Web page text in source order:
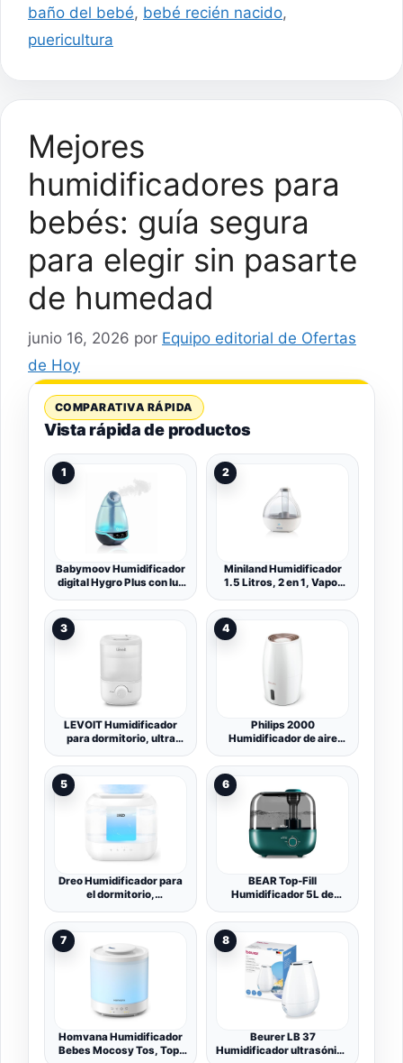
baño del bebé, bebé recién nacido,
puericultura
Mejores
humidificadores para
bebés: guía segura
para elegir sin pasarte
de humedad
junio 16, 2026 por Equipo editorial de Ofertas
de Hoy
COMPARATIVA RÁPIDA
Vista rápida de productos
1
Babymoov Humidificador
digital Hygro Plus con luz
control automático de
humedad, difusor de
aceites esenciales |
Multicolor
2
Miniland Humidificador
1.5 Litros, 2 en 1, Vapor
Esenciales, Autonomía
hasta 24h, Luz Opcional,
30dB Silencioso |
3
LEVOIT Humidificador
para dormitorio, ultra
de llenar y limpiar,
humidificador de aire de
niebla fría para el hogar,
guardería y plantas con
boquilla de rotación de
360°
4
Philips 2000
Humidificador de aire
ml/h, Blanco
5
Dreo Humidificador para
el dormitorio,
frío de 4L con difusor de
aceite y luz nocturna, 32H
de autonomía,
Humidificador ultrasónico
6
BEAR Top-Fill
Humidificador 5L de
Silencioso para Bebés y
Plantas, 35 Horas de
Funcionamiento, con
Bandeja de Aroma,
Boquilla de Vapor
Giratoria de 360°,
Apagado Automático
7
Homvana Humidificador
Bebes Mocosy Tos, Top-
8
Beurer LB 37
Humidificador ultrasónico